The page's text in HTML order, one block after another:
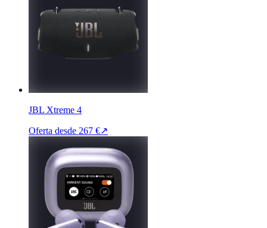
JBL Xtreme 4
Oferta desde 267 €↗